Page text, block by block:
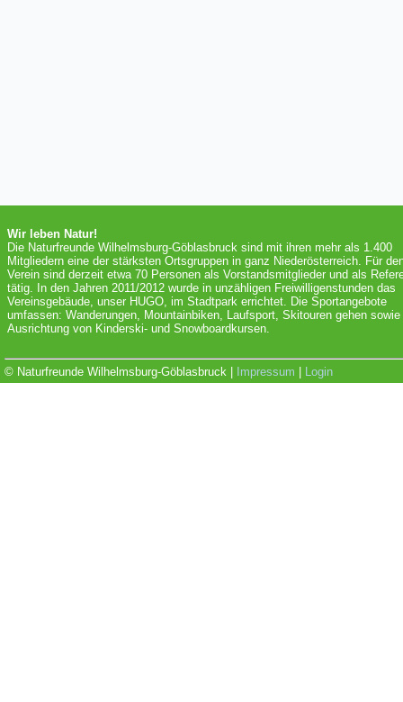
Wir leben Natur!
Die Naturfreunde Wilhelmsburg-Göblasbruck sind mit ihren mehr als 1.400
Mitgliedern eine der stärksten Ortsgruppen in ganz Niederösterreich. Für
Verein sind derzeit etwa 70 Personen als Vorstandsmitglieder und als
tätig. In den Jahren 2011/2012 wurde in unzähligen Freiwilligenstunden das
Vereinsgebäude, unser HUGO, im Stadtpark errichtet. Die Sportangebote
umfassen: Wanderungen, Mountainbiken, Laufsport, Skitouren gehen sowie
Ausrichtung von Kinderski- und Snowboardkursen.
© Naturfreunde Wilhelmsburg-Göblasbruck | Impressum Login